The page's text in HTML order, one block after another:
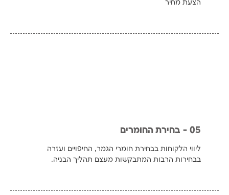
הצעת מחיר
05 - בחירת החומרים
ליווי הלקוחות בבחירת חומרי הגמר, החיפויים ועזרה
בבחירות הרבות המתבקשות מעצם תהליך הבניה.